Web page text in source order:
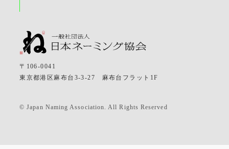
〒106-0041
東京都港区麻布台3-3-27 麻布台フラット1F
© Japan Naming Association. All Rights Reserved